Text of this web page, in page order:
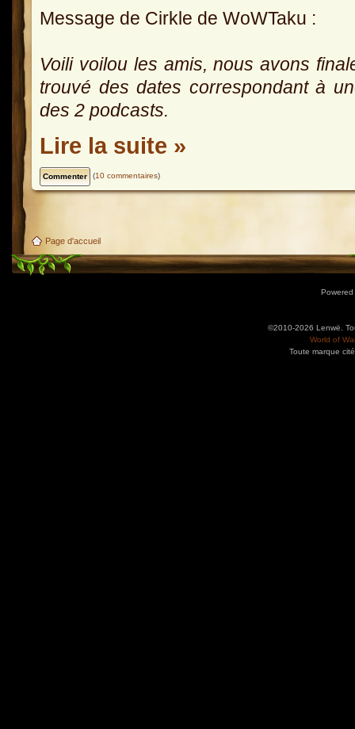
Message de Cirkle de WoWTaku :
Voili voilou les amis, nous avons
trouvé des dates correspondant à
des 2 podcasts.
Lire la suite »
(10 commentaires)
Page d'accueil
©2010-2026 Lenwë.
World of
Toute marque